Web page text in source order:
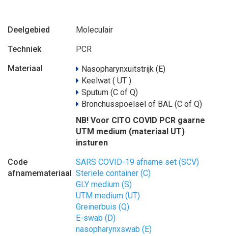
Deelgebied
Moleculair
Techniek
PCR
Materiaal
Nasopharynxuitstrijk (E)
Keelwat ( UT )
Sputum (C of Q)
Bronchusspoelsel of BAL (C of Q)
NB! Voor CITO COVID PCR gaarne
UTM medium (materiaal UT)
insturen
Code
afnamemateriaal
SARS COVID-19 afname set (SCV)
Steriele container (C)
GLY medium (S)
UTM medium (UT)
Greinerbuis (Q)
E-swab (D)
nasopharynxswab (E)